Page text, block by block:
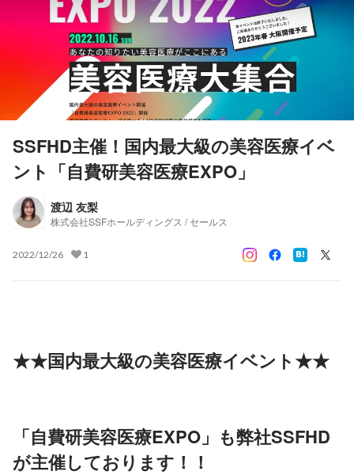
SSFHD主催！国内最大級の美容医療イベ
ント「自費研美容医療EXPO」
渡辺 友梨
株式会社SSFホールディングス / セールス
2022/12/26 1
★★国内最大級の美容医療イベント★★
「自費研美容医療EXPO」も弊社SSFHD
が主催しております！！